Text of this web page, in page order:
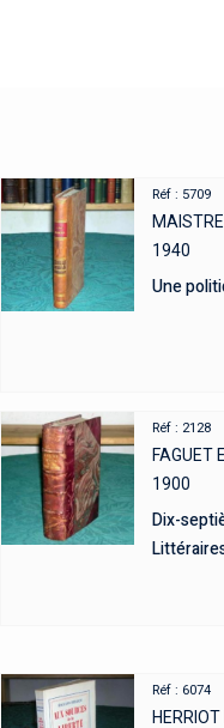
Réf : 5709
1940
Une
Réf : 2128
FAGUET
1900
Dix-
Réf : 6074